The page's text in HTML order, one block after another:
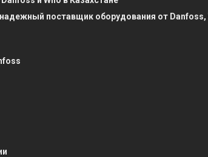
поставщик оборудования от